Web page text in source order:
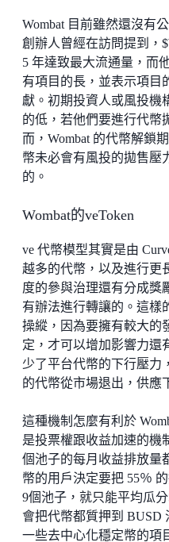
Wombat 目前雖然還沒有
創辦人曾經在訪問提到，
5 年達致最大流通量，而
有項目的長，並表示項目
獻。初期投資人或風投機
的低，若他們要進行代幣
而，Wombat 的代幣解鎖
幣未必會有風投的拋售壓
的。
Wombat的veToken
ve 代幣模型其實是由
越多的代幣，以及進行更
度的參與治理還有分成獎
有辦法進行轉讓的。這樣
操縱，因為要擁有較大的
定，才可以增加影響力還
少了平台代幣的下行壓力
的代幣從市場退出，供應
這種機制怎麼有利於
是投票權跟收益加速的機
個池子的每月收益排放量
幣的用戶決定要把 55％
9個池子，就只能平均瓜
會把代幣都質押到 BUSD
一些去中心化穩定幣的項